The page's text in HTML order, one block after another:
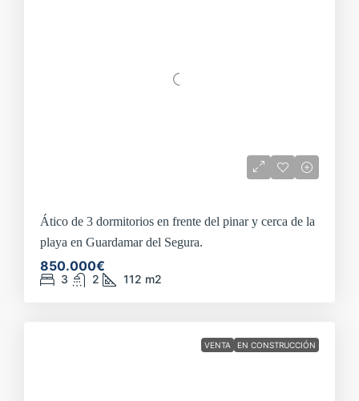
Ático de 3 dormitorios en frente del pinar y cerca de la
playa en Guardamar del Segura.
850.000€
3 2 112 m2
VENTA EN CONSTRUCCIÓN